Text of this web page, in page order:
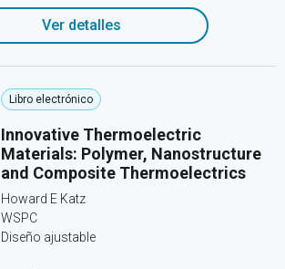
Ver detalles
Libro electrónico
Innovative Thermoelectric
Materials: Polymer, Nanostructure
and Composite Thermoelectrics
Howard E Katz
WSPC
Diseño ajustable